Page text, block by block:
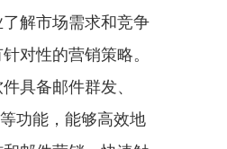
解市场需求和竞争
对性的营销策略。
具备邮件群发、
功能，能够高效地